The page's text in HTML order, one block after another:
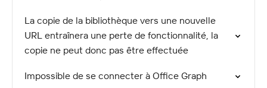
La copie de la bibliothèque vers une nouvelle
URL entraînera une perte de fonctionnalité, la
copie ne peut donc pas être effectuée
Impossible de se connecter à Office Graph